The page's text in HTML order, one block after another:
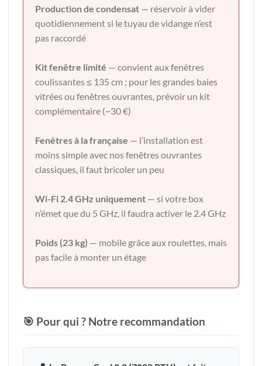
Production de condensat — réservoir à vider
quotidiennement si le tuyau de vidange n’est
pas raccordé
Kit fenêtre limité — convient aux fenêtres
coulissantes ≤ 135 cm ; pour les grandes baies
vitrées ou fenêtres ouvrantes, prévoir un kit
complémentaire (~30 €)
Fenêtres à la française — l’installation est
moins simple avec nos fenêtres ouvrantes
classiques, il faut bricoler un peu
Wi-Fi 2.4 GHz uniquement — si votre box
n’émet que du 5 GHz, il faudra activer le 2.4 GHz
Poids (23 kg) — mobile grâce aux roulettes, mais
pas facile à monter un étage
🎯 Pour qui ? Notre recommandation